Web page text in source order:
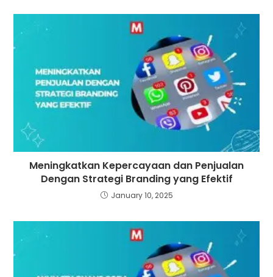
Meningkatkan Kepercayaan dan Penjualan
Dengan Strategi Branding yang Efektif
January 10, 2025